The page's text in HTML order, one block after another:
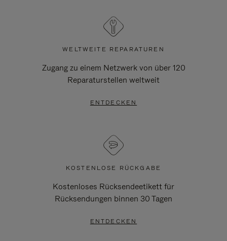
WELTWEITE REPARATUREN
Zugang zu einem Netzwerk von über 120
Reparaturstellen weltweit
ENTDECKEN
KOSTENLOSE RÜCKGABE
Kostenloses Rücksendeetikett für
Rücksendungen binnen 30 Tagen
ENTDECKEN